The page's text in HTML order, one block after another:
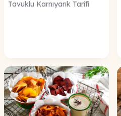
Tavuklu Karnıyarık Tarifi